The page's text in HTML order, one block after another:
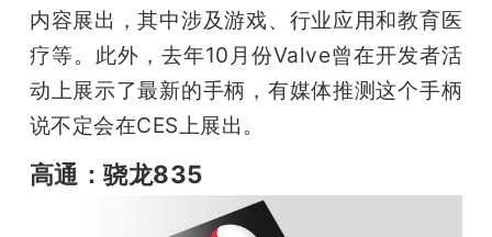
内容展出，其中涉及游戏、行业应用和教育医
疗等。此外，去年10月份Valve曾在开发者活
动上展示了最新的手柄，有媒体推测这个手柄
说不定会在CES上展出。
高通：骁龙835